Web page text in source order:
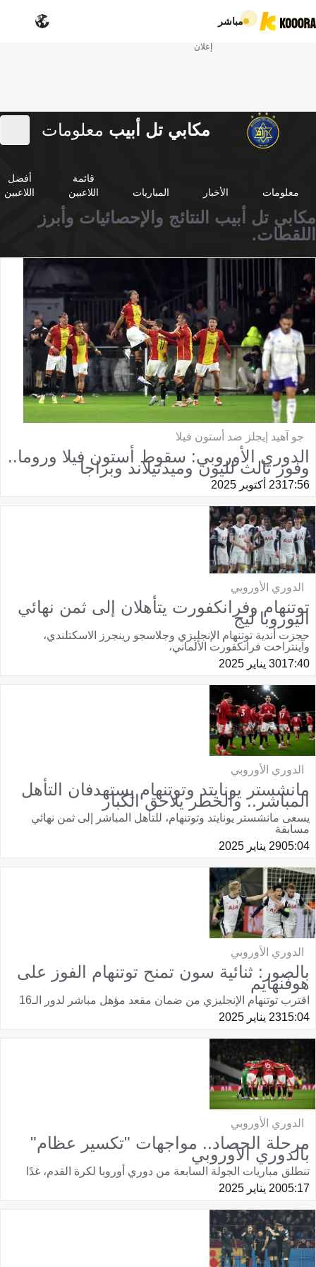
مباشر
إعلان
مكابي تل أبيب معلومات
معلومات الأخبار المباريات
قائمة
اللاعبين
أفضل
اللاعبين
مكابي تل أبيب النتائج والإحصائيات وأبرز
اللقطات.
جو آهيد إيجلز ضد أستون فيلا
الدوري الأوروبي: سقوط أستون فيلا وروما..
وفوز ثالث لليون وميدتيلاند وبراجا
17:5623 أكتوبر 2025
الدوري الأوروبي
توتنهام وفرانكفورت يتأهلان إلى ثمن نهائي
اليوروبا ليج
حجزت أندية توتنهام الإنجليزي وجلاسجو رينجرز الاسكتلندي،
وآينتراخت فرانكفورت الألماني،
17:4030 يناير 2025
الدوري الأوروبي
مانشستر يونايتد وتوتنهام يستهدفان التأهل
المباشر.. والخطر يلاحق الكبار
يسعى مانشستر يونايتد وتوتنهام، للتأهل المباشر إلى ثمن نهائي
مسابقة
05:0429 يناير 2025
الدوري الأوروبي
بالصور: ثنائية سون تمنح توتنهام الفوز على
هوفنهايم
اقترب توتنهام الإنجليزي من ضمان مقعد مؤهل مباشر لدور الـ16
15:0423 يناير 2025
الدوري الأوروبي
مرحلة الحصاد.. مواجهات "تكسير عظام"
بالدوري الأوروبي
تنطلق مباريات الجولة السابعة من دوري أوروبا لكرة القدم، غدًا
05:1720 يناير 2025